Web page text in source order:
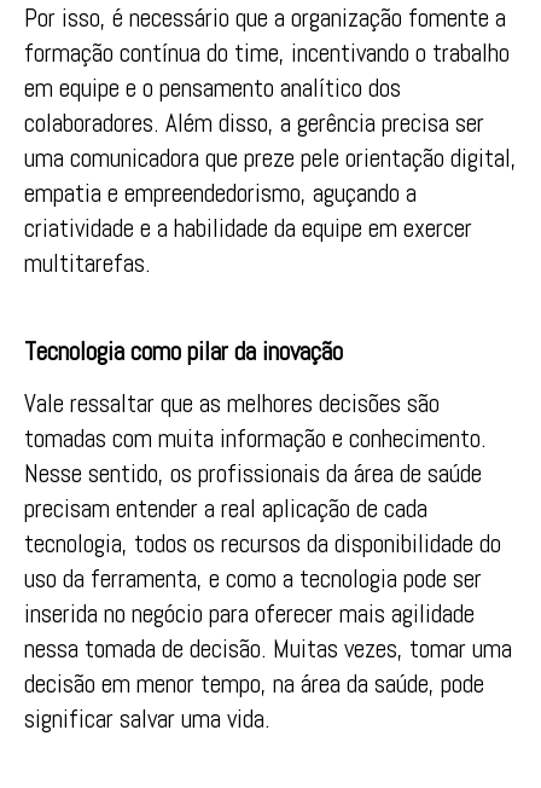
Por isso, é necessário que a organização fomente a
formação contínua do time, incentivando o trabalho
em equipe e o pensamento analítico dos
colaboradores. Além disso, a gerência precisa ser
uma comunicadora que preze pele orientação digital,
empatia e empreendedorismo, aguçando a
criatividade e a habilidade da equipe em exercer
multitarefas.
Tecnologia como pilar da inovação
Vale ressaltar que as melhores decisões são
tomadas com muita informação e conhecimento.
Nesse sentido, os profissionais da área de saúde
precisam entender a real aplicação de cada
tecnologia, todos os recursos da disponibilidade do
uso da ferramenta, e como a tecnologia pode ser
inserida no negócio para oferecer mais agilidade
nessa tomada de decisão. Muitas vezes, tomar uma
decisão em menor tempo, na área da saúde, pode
significar salvar uma vida.